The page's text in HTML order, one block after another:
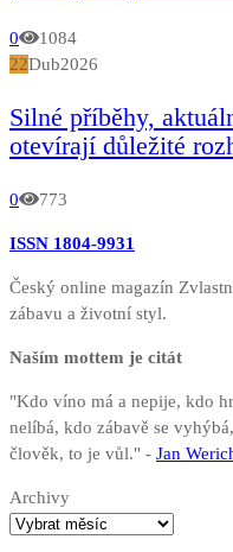
0
1084
22Dub2026
Silné příběhy,
otevírají důležité
0 773
ISSN 1804-9931
Český online magazín
zábavu a životní styl.
Naším mottem je citát
"Kdo víno má a nepije, kdo
nelíbá, kdo zábavě se
člověk, to je vůl." - Jan
Archivy